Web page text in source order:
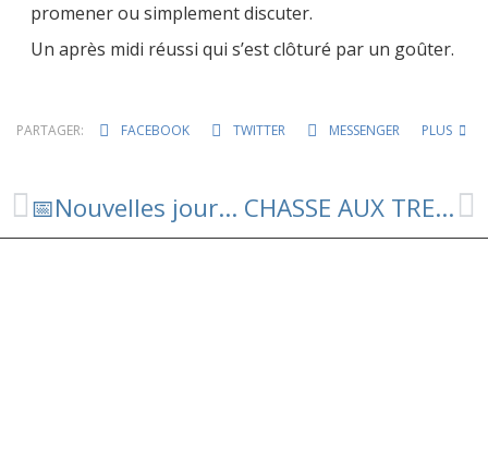
promener ou simplement discuter.
Un après midi réussi qui s’est clôturé par un goûter.
PARTAGER: FACEBOOK TWITTER MESSENGER PLUS
📅Nouvelles journées des bénévoles Embellisseurs CHASSE AUX TRESORS A LA BIBLIOTHEQUE